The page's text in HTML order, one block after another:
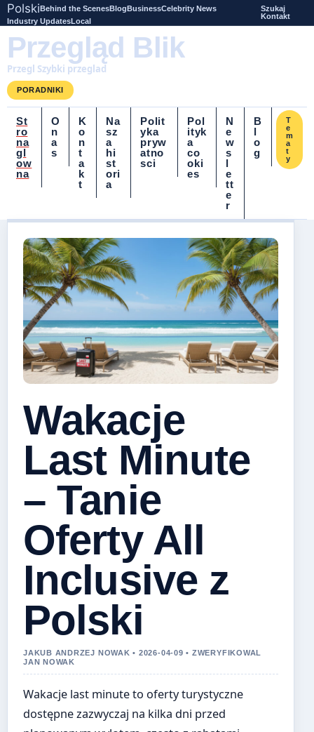
PolskiBehind the ScenesBlogBusinessCelebrity News
Industry UpdatesLocal
Szukaj
Kontakt
Przegląd Blik
Przegl Szybki przeglad
PORADNIKI
St
ro
na
gl
ow
na
O
n
a
s
K
o
n
t
a
k
t
Na
sz
a
hi
st
ori
a
Polit
yka
pryw
atno
sci
Pol
ityk
a
co
oki
es
N
e
w
s
l
e
tt
e
r
B
l
o
g
T
e
m
a
t
y
Wakacje
Last Minute
– Tanie
Oferty All
Inclusive z
Polski
JAKUB ANDRZEJ NOWAK • 2026-04-09 • ZWERYFIKOWAL
JAN NOWAK
Wakacje last minute to oferty turystyczne
dostępne zazwyczaj na kilka dni przed